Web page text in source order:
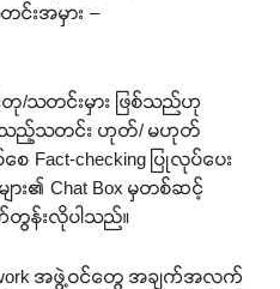
းအမှား –
တု/သတင်းမှား ဖြစ်သည်ဟု
သည့်သတင်း ဟုတ်/ မဟုတ်
Fact-checking ပြုလုပ်ပေး
း၏ Chat Box မှတစ်ဆင့်
က်တွန်းလိုပါသည်။
အဖွဲ့ဝင်တွေ အချက်အလက်